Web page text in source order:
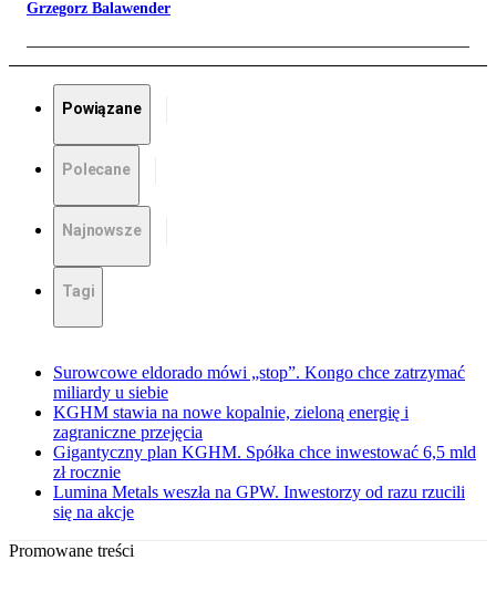
Grzegorz Balawender
Powiązane
Polecane
Najnowsze
Tagi
Surowcowe eldorado mówi „stop”. Kongo chce zatrzymać
miliardy u siebie
KGHM stawia na nowe kopalnie, zieloną energię i
zagraniczne przejęcia
Gigantyczny plan KGHM. Spółka chce inwestować 6,5 mld
zł rocznie
Lumina Metals weszła na GPW. Inwestorzy od razu rzucili
się na akcje
Promowane treści